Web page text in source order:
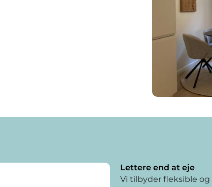
Lettere end at eje
Vi tilbyder fleksible